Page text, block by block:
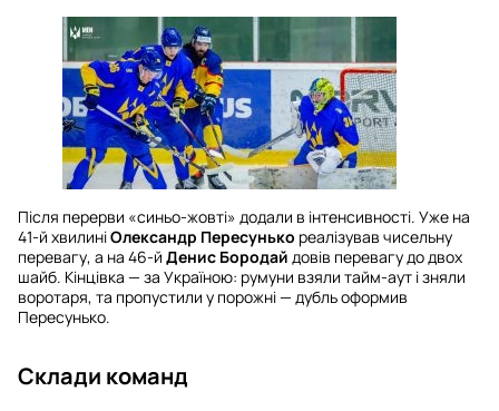
Після перерви «синьо-жовті» додали в інтенсивності. Уже на
41-й хвилиніОлександр Пересунько реалізував чисельну
перевагу, а на 46-й Денис Бородай довів перевагу до двох
шайб. Кінцівка — за Україною: румуни взяли тайм-аут і зняли
воротаря, та пропустили у порожні — дубль оформив
Пересунько.
Склади команд